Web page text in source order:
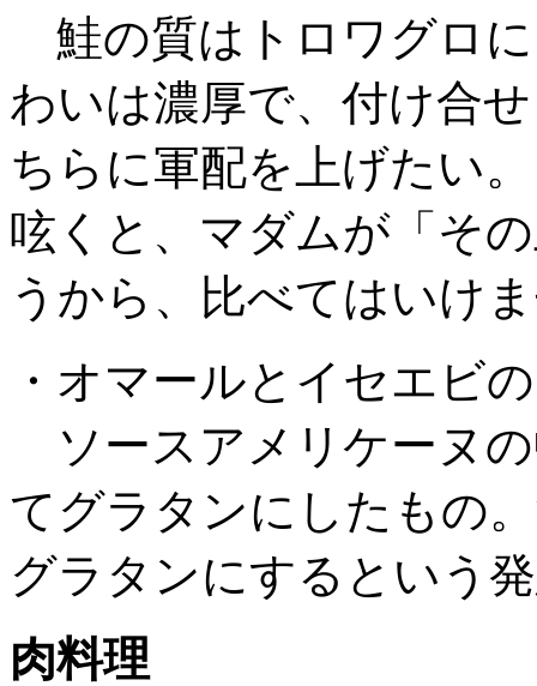
鮭の質はトロワグロ
わいは濃厚で、付け合
ちらに軍配を上げたい
呟くと、マダムが「そ
うから、比べてはいけ
・オマールとイセエビ
ソースアメリケーヌ
てグラタンにしたもの
グラタンにするという
肉料理